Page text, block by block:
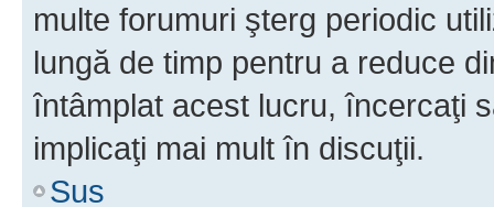
multe forumuri şterg periodic
lungă de timp pentru a reduce
întâmplat acest lucru, încercaţi
implicaţi mai mult în discuţii.
Sus